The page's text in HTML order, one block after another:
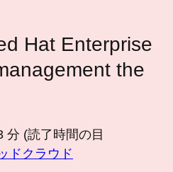
Hat Enterprise
the
分 (読了時間の目
ドクラウド